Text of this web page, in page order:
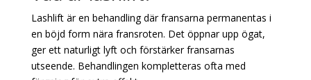
Lashlift är en behandling där fransarna permanentas i
en böjd form nära fransroten. Det öppnar upp ögat,
ger ett naturligt lyft och förstärker fransarnas
utseende. Behandlingen kompletteras ofta med